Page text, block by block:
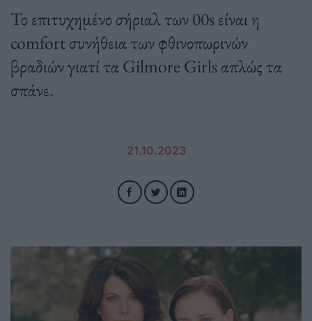
Το επιτυχημένο σήριαλ των 00s είναι η
comfort συνήθεια των φθινοπωρινών
βραδιών γιατί τα Gilmore Girls απλώς τα
σπάνε.
21.10.2023